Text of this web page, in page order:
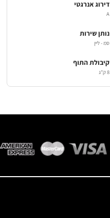
דירוג אנרגטי
A
נותן שירות
סמ - ליין
קיבולת התוף
8 ק"ג